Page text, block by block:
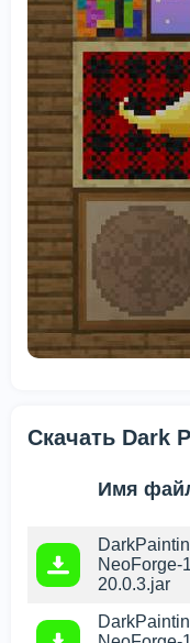
Скачать Dark
Имя
NeoForge-
20.0.3.jar